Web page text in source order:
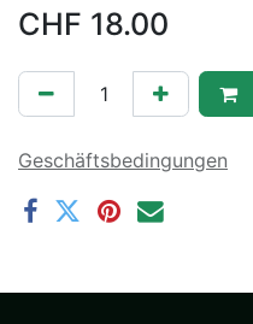
CHF 18.00
Geschäftsbedingungen